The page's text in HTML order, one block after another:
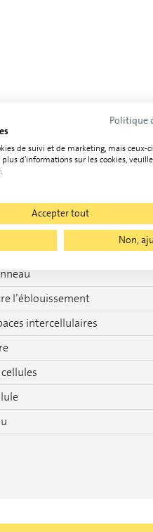
l’éblouissement
intercellulaires
Politique
de suivi et de marketing, mais ceux-
d'informations sur les cookies,
Accepter tout
Non,